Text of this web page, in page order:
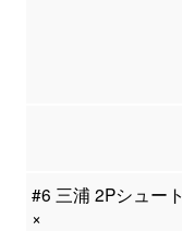
#6 三浦 2Pシュート
×